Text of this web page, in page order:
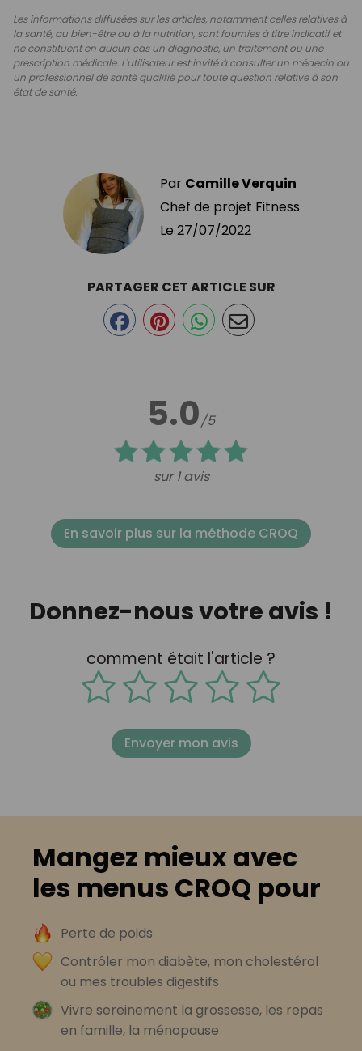
Les informations diffusées sur les articles, notamment celles relatives à
la santé, au bien-être ou à la nutrition, sont fournies à titre indicatif et
ne constituent en aucun cas un diagnostic, un traitement ou une
prescription médicale. L'utilisateur est invité à consulter un médecin ou
un professionnel de santé qualifié pour toute question relative à son
état de santé.
Par Camille Verquin
Chef de projet Fitness
Le 27/07/2022
5.0/5
sur 1 avis
PARTAGER CET ARTICLE SUR
En savoir plus sur la méthode CROQ
Donnez-nous votre avis !
comment était l'article ?
Envoyer mon avis
Mangez mieux avec
les menus CROQ pour
Perte de poids
Contrôler mon diabète, mon cholestérol
ou mes troubles digestifs
Vivre sereinement la grossesse, les repas
en famille, la ménopause